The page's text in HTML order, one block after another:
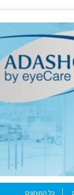
כל המותגים